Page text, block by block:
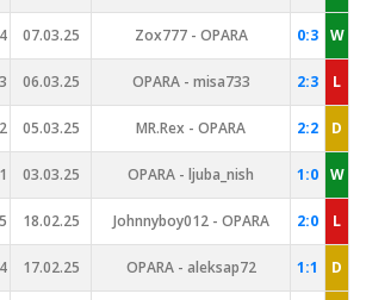
07.03.25 Zox777 - OPARA 0:3 W
06.03.25 OPARA - misa733 2:3 L
05.03.25 MR.Rex - OPARA 2:2 D
03.03.25 OPARA - ljuba_nish 1:0 W
18.02.25 Johnnyboy012 - OPARA 2:0 L
17.02.25 OPARA - aleksap72 1:1 D